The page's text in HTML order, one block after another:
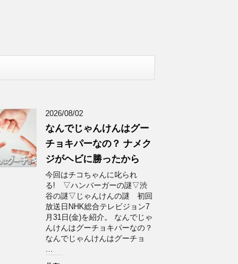
2026/08/02
なんでじゃんけんはグー
チョキパーなの？ ナメク
ジがヘビに勝ったから
今回はチコちゃんに叱られ
る! ▽ハンバーガーの謎▽渋
谷の謎▽じゃんけんの謎 初回
放送日NHK総合テレビジョン7
月31日(金)を紹介。 なんでじゃ
んけんはグーチョキパーなの？
なんでじゃんけんはグーチョ
…